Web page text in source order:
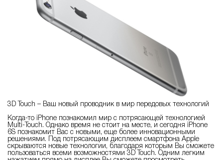
3D Touch – Ваш новый проводник в мир передовых технологий
Когда-то iPhone познакомил мир с потрясающей технологией
Multi-Touch. Однако время не стоит на месте, и сегодня iPhone
6S познакомит Вас с новыми, еще более инновационными
решениями. Под потрясающим дисплеем смартфона Apple
скрываются новые технологии, благодаря которым Вы сможете
пользоваться всеми возможностями 3D Touch. Одним легким